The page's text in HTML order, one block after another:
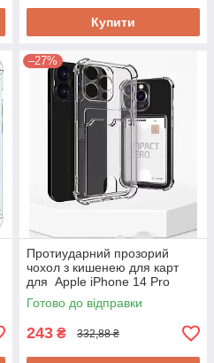
Купити
–27%
Протиударний прозорий
чохол з кишенею для карт
для Apple iPhone 14 Pro
Готово до відправки
243 ₴ 332,88 ₴